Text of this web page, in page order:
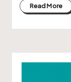
Read More